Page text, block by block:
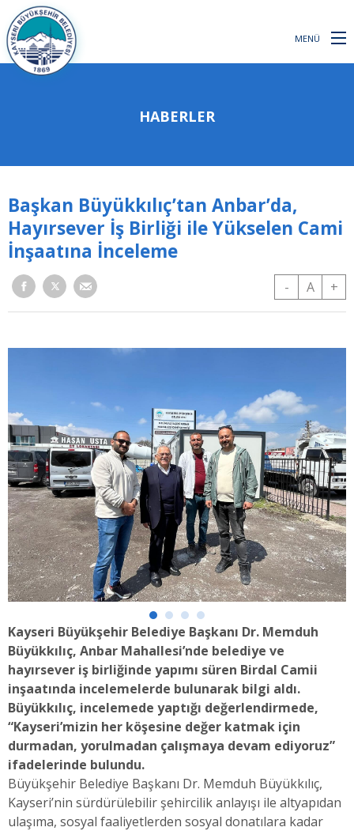
MENÜ
HABERLER
Başkan Büyükkılıç’tan Anbar’da,
Hayırsever İş Birliği ile Yükselen Cami
İnşaatına İnceleme
- A +
Kayseri Büyükşehir Belediye Başkanı Dr. Memduh
Büyükkılıç, Anbar Mahallesi’nde belediye ve
hayırsever iş birliğinde yapımı süren Birdal Camii
inşaatında incelemelerde bulunarak bilgi aldı.
Büyükkılıç, incelemede yaptığı değerlendirmede,
“Kayseri’mizin her köşesine değer katmak için
durmadan, yorulmadan çalışmaya devam ediyoruz”
ifadelerinde bulundu.
Büyükşehir Belediye Başkanı Dr. Memduh Büyükkılıç,
Kayseri’nin sürdürülebilir şehircilik anlayışı ile altyapıdan
ulaşıma, sosyal faaliyetlerden sosyal donatılara kadar